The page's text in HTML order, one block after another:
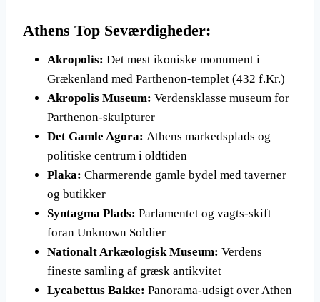
Athens Top Seværdigheder:
Akropolis: Det mest ikoniske monument i
Grækenland med Parthenon-templet (432 f.Kr.)
Akropolis Museum: Verdensklasse museum for
Parthenon-skulpturer
Det Gamle Agora: Athens markedsplads og
politiske centrum i oldtiden
Plaka: Charmerende gamle bydel med taverner
og butikker
Syntagma Plads: Parlamentet og vagts-skift
foran Unknown Soldier
Nationalt Arkæologisk Museum: Verdens
fineste samling af græsk antikvitet
Lycabettus Bakke: Panorama-udsigt over Athen